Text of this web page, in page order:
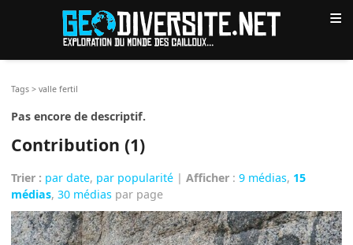
≡
Tags >valle fertil
Pas encore de descriptif.
Contribution (1)
Trier : par date, par popularité |Afficher :9 médias, 15
médias,30 médias par page